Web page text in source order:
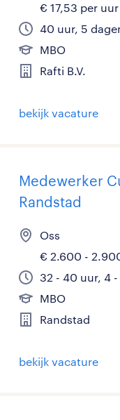
€ 17,53 per uur
40 uur, 5
MBO
Rafti B.V.
bekijk vacature
Medewerker
Randstad
Oss
€ 2.600 -
32 - 40 uur, 4
MBO
Randstad
bekijk vacature